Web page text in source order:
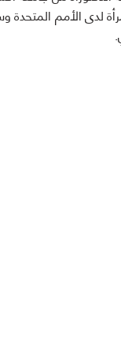
لدى الأمم المتحدة